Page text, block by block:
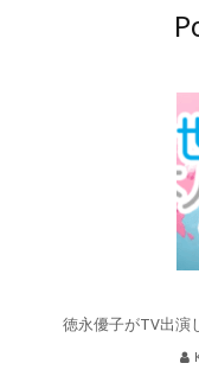
徳永優子がTV出演